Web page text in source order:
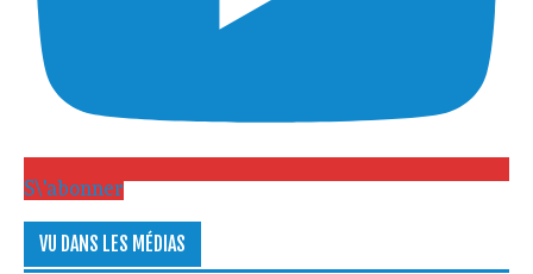
S\'abonner
VU DANS LES MÉDIAS